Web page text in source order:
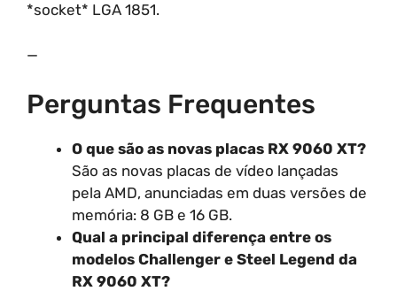
*socket* LGA 1851.
—
Perguntas Frequentes
O que são as novas placas RX 9060 XT?
São as novas placas de vídeo lançadas
pela AMD, anunciadas em duas versões de
memória: 8 GB e 16 GB.
Qual a principal diferença entre os
modelos Challenger e Steel Legend da
RX 9060 XT?